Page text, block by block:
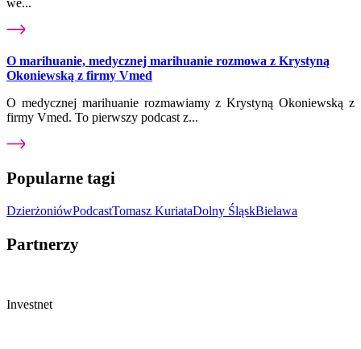
O marihuanie, medycznej marihuanie rozmowa z Krystyną
Okoniewską z firmy Vmed
O medycznej marihuanie rozmawiamy z Krystyną Okoniewską z
firmy Vmed. To pierwszy podcast z...
Popularne tagi
DzierżoniówPodcastTomasz KuriataDolny ŚląskBielawa
Partnerzy
Investnet